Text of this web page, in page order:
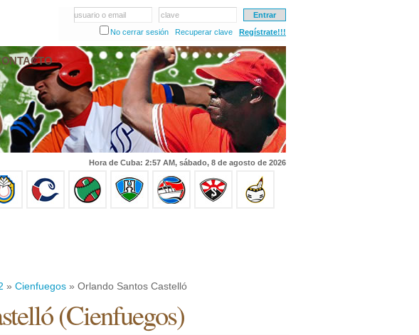
usuario o email
clave
No cerrar sesión
Recuperar clave Regístrate!!!
Hora de Cuba: 2:57 AM, sábado, 8 de agosto de 2026
» Cienfuegos » Orlando Santos Castelló
(Cienfuegos)